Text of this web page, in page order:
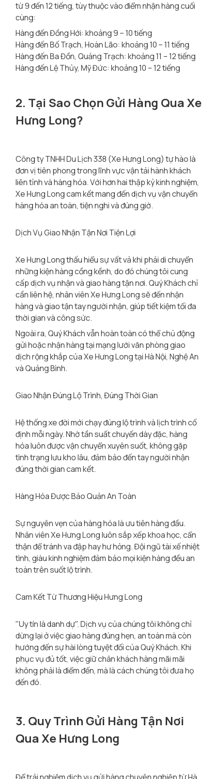
từ 9 đến 12 tiếng, tùy thuộc vào điểm nhận hàng cuối
cùng:
Hàng đến Đồng Hới: khoảng 9 – 10 tiếng
Hàng đến Bố Trạch, Hoàn Lão: khoảng 10 – 11 tiếng
Hàng đến Ba Đồn, Quảng Trạch: khoảng 11 – 12 tiếng
Hàng đến Lệ Thủy, Mỹ Đức: khoảng 10 – 12 tiếng
2. Tại Sao Chọn Gửi Hàng Qua Xe
Hưng Long?
Công ty TNHH Du Lịch 338 (Xe Hưng Long) tự hào là
đơn vị tiên phong trong lĩnh vực vận tải hành khách
liên tỉnh và hàng hóa. Với hơn hai thập kỷ kinh nghiệm,
Xe Hưng Long cam kết mang đến dịch vụ vận chuyển
hàng hóa an toàn, tiện nghi và đúng giờ.
Dịch Vụ Giao Nhận Tận Nơi Tiện Lợi
Xe Hưng Long thấu hiểu sự vất vả khi phải di chuyển
những kiện hàng cồng kềnh, do đó chúng tôi cung
cấp dịch vụ nhận và giao hàng tận nơi. Quý Khách chỉ
cần liên hệ, nhân viên Xe Hưng Long sẽ đến nhận
hàng và giao tận tay người nhận, giúp tiết kiệm tối đa
thời gian và công sức.
Ngoài ra, Quý Khách vẫn hoàn toàn có thể chủ động
gửi hoặc nhận hàng tại mạng lưới văn phòng giao
dịch rộng khắp của Xe Hưng Long tại Hà Nội, Nghệ An
và Quảng Bình.
Giao Nhận Đúng Lộ Trình, Đúng Thời Gian
Hệ thống xe đời mới chạy đúng lộ trình và lịch trình cố
định mỗi ngày. Nhờ tần suất chuyến dày đặc, hàng
hóa luôn được vận chuyển xuyên suốt, không gặp
tình trạng lưu kho lâu, đảm bảo đến tay người nhận
đúng thời gian cam kết.
Hàng Hóa Được Bảo Quản An Toàn
Sự nguyên vẹn của hàng hóa là ưu tiên hàng đầu.
Nhân viên Xe Hưng Long luôn sắp xếp khoa học, cẩn
thận để tránh va đập hay hư hỏng. Đội ngũ tài xế nhiệt
tình, giàu kinh nghiệm đảm bảo mọi kiện hàng đều an
toàn trên suốt lộ trình.
Cam Kết Từ Thương Hiệu Hưng Long
"Uy tín là danh dự". Dịch vụ của chúng tôi không chỉ
dừng lại ở việc giao hàng đúng hẹn, an toàn mà còn
hướng đến sự hài lòng tuyệt đối của Quý Khách. Khi
phục vụ đủ tốt, việc giữ chân khách hàng mãi mãi
không phải là điểm đến, mà là cách chúng tôi đưa họ
đến đó.
3. Quy Trình Gửi Hàng Tận Nơi
Qua Xe Hưng Long